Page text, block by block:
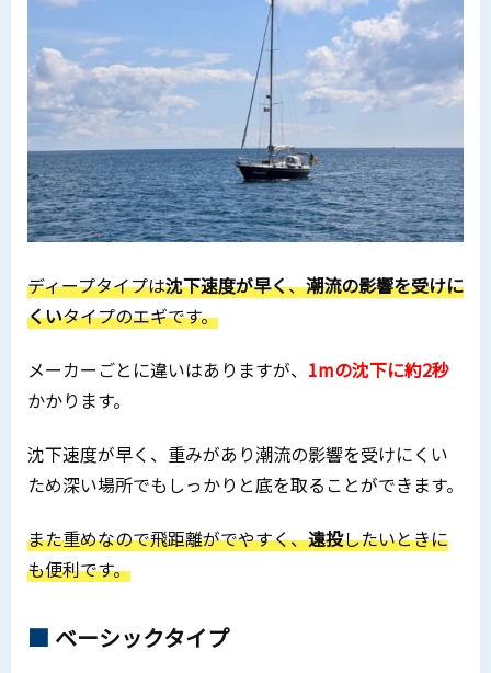
ディープタイプは沈下速度が早く、潮流の影響を受けに
くいタイプのエギです。
メーカーごとに違いはありますが、 1mの沈下に約2秒
かかります。
沈下速度が早く、重みがあり潮流の影響を受けにくい
ため深い場所でもしっかりと底を取ることができます。
また重めなので飛距離がでやすく、遠投したいときに
も便利です。
ベーシックタイプ